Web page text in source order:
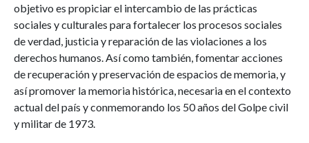
objetivo es propiciar el intercambio de las prácticas
sociales y culturales para fortalecer los procesos sociales
de verdad, justicia y reparación de las violaciones a los
derechos humanos. Así como también, fomentar acciones
de recuperación y preservación de espacios de memoria, y
así promover la memoria histórica, necesaria en el contexto
actual del país y conmemorando los 50 años del Golpe civil
y militar de 1973.